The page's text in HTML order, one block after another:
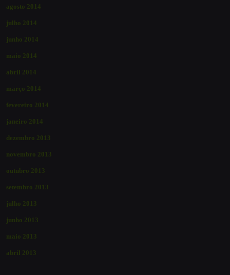
agosto 2014
julho 2014
junho 2014
maio 2014
abril 2014
março 2014
fevereiro 2014
janeiro 2014
dezembro 2013
novembro 2013
outubro 2013
setembro 2013
julho 2013
junho 2013
maio 2013
abril 2013